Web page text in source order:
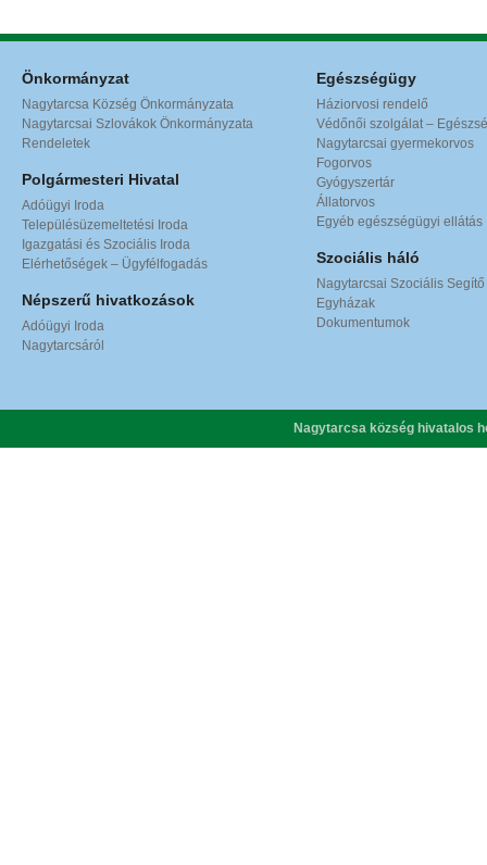
Önkormányzat
Nagytarcsa Község Önkormányzata
Nagytarcsai Szlovákok Önkormányzata
Rendeletek
Polgármesteri Hivatal
Adóügyi Iroda
Településüzemeltetési Iroda
Igazgatási és Szociális Iroda
Elérhetőségek – Ügyfélfogadás
Népszerű hivatkozások
Adóügyi Iroda
Nagytarcsáról
Egészségügy
Háziorvosi rendelő
Védőnői szolgálat –
Nagytarcsai gyermekorvos
Fogorvos
Gyógyszertár
Állatorvos
Egyéb egészségügyi ellátás
Szociális háló
Nagytarcsai Szociális
Egyházak
Dokumentumok
Nagytarcsa község hivatalos